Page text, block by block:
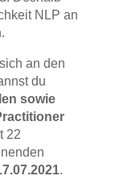
NLP an
an den
du
sowie
22
.